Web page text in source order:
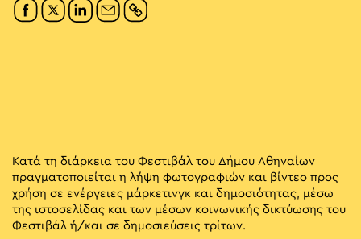
Κατά τη διάρκεια του Φεστιβάλ του Δήμου Αθηναίων
πραγματοποιείται η λήψη φωτογραφιών και βίντεο προς
χρήση σε ενέργειες μάρκετινγκ και δημοσιότητας, μέσω
της ιστοσελίδας και των μέσων κοινωνικής δικτύωσης του
Φεστιβάλ ή/και σε δημοσιεύσεις τρίτων.